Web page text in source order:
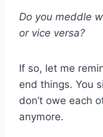
Do you meddle
or vice versa?
If so, let me
end things. You
don’t owe each
anymore.